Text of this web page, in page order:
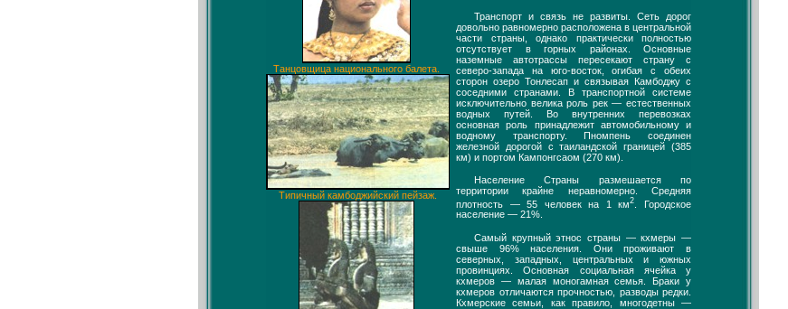
Танцовщица национального балета.
Типичный камбоджийский пейзаж.
Транспорт и связь не развиты. Сеть дорог
довольно равномерно расположена в центральной
части страны, однако практически полностью
отсутствует в горных районах. Основные
наземные автотрассы пересекают страну с
северо-запада на юго-восток, огибая с обеих
сторон озеро Тонлесап и связывая Камбоджу с
соседними странами. В транспортной системе
исключительно велика роль рек — естественных
водных путей. Во внутренних перевозках
основная роль принадлежит автомобильному и
водному транспорту. Пномпень соединен
железной дорогой с таиландской границей (385
км) и портом Кампонгсаом (270 км).
Население Страны размешается по
территории крайне неравномерно. Средняя
плотность — 55 человек на 1 км2
. Городское
население — 21%.
Самый крупный этнос страны — кхмеры —
свыше 96% населения. Они проживают в
северных, западных, центральных и южных
провинциях. Основная социальная ячейка у
кхмеров — малая моногамная семья. Браки у
кхмеров отличаются прочностью, разводы редки.
Кхмерские семьи, как правило, многодетны —